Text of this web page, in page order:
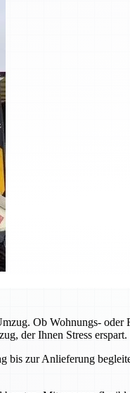
Ob Wohnungs-
der Ihnen Stress erspart.
bis zur Anlieferung